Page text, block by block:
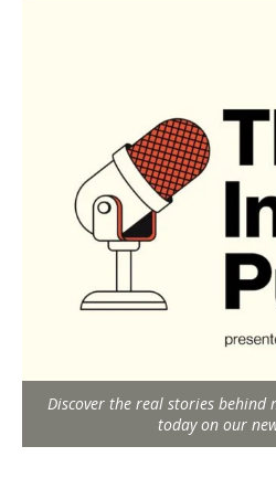
Discover the real stories behind
today on our